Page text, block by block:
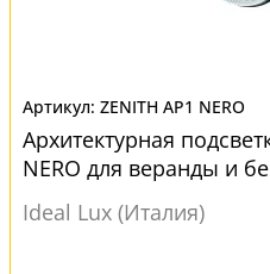
ZENITH AP1 NERO
Архитектурная
NERO для веранды и
Ideal Lux (Италия)